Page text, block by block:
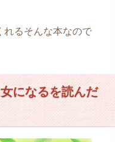
れるそんな本なので
になるを読んだ